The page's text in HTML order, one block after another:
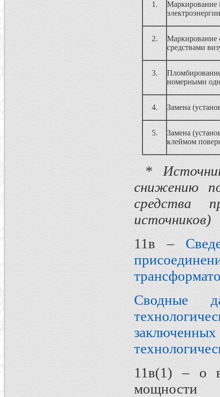
1.
Маркирование
электроэнергии
2.
Маркирование
средствами
3.
номерными
4. Замена
5.
Замена
клеймом
*
снижению
средства
источников)
11в –
Сводные
11в(1) – о
мощности